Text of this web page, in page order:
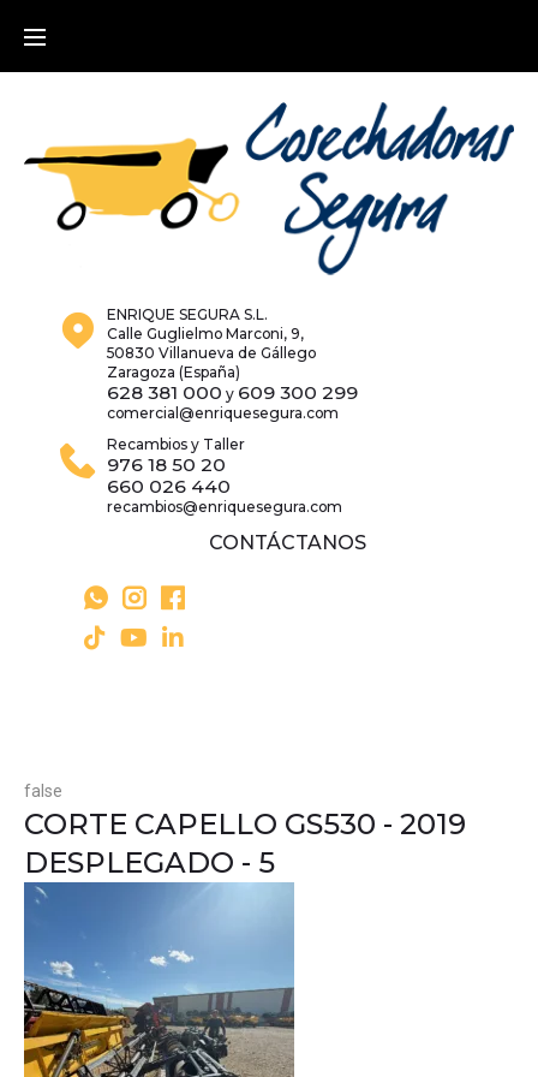
ENRIQUE SEGURA S.L.
Calle Guglielmo Marconi, 9,
50830 Villanueva de Gállego
Zaragoza (España)
628 381 000 y 609 300 299
comercial@enriquesegura.com
Recambios y Taller
976 18 50 20
660 026 440
recambios@enriquesegura.com
CONTÁCTANOS
false
CORTE CAPELLO GS530 - 2019
DESPLEGADO - 5